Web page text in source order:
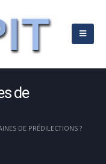
de
DE PRÉDILECTIONS ?